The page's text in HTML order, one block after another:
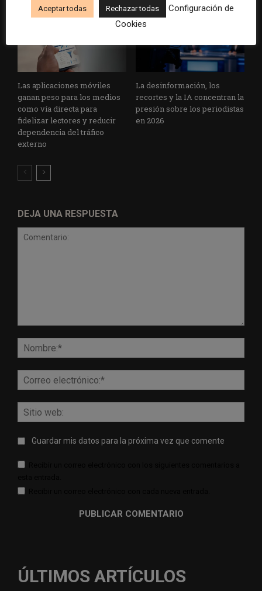
Las aplicaciones móviles
ganan peso para los medios
como vía directa para
fidelizar lectores y reducir
dependencia del tráfico
externo
La desinformación, los
recortes y la IA concentran la
presión sobre los periodistas
en 2026
DEJA UNA RESPUESTA
web:
Guardar mis datos para la próxima vez que comente
ÚLTIMOS ARTÍCULOS
Aceptar todas Rechazar todas
Configuración de
Cookies